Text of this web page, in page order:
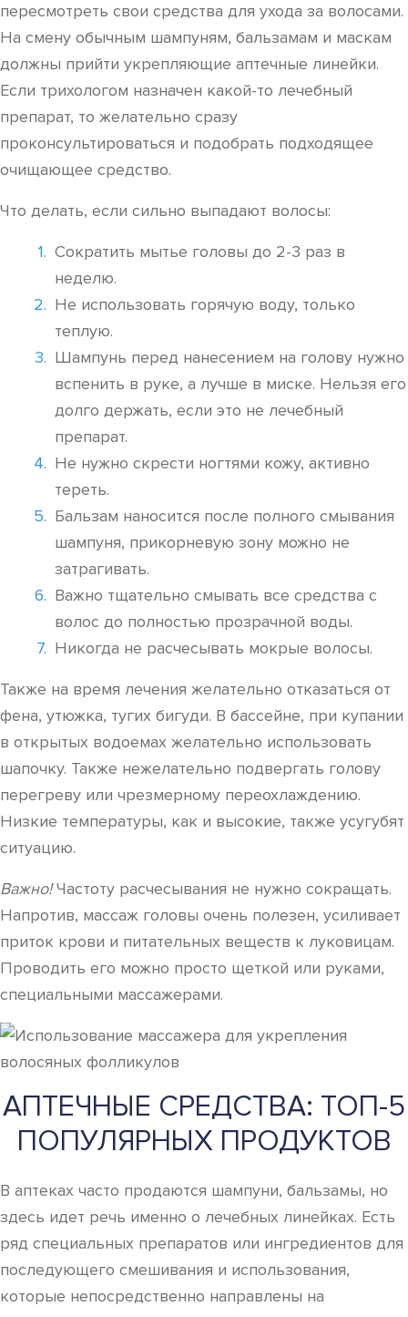
пересмотреть свои средства для ухода за волосами.
На смену обычным шампуням, бальзамам и маскам
должны прийти укрепляющие аптечные линейки.
Если трихологом назначен какой-то лечебный
препарат, то желательно сразу
проконсультироваться и подобрать подходящее
очищающее средство.
Что делать, если сильно выпадают волосы:
Сократить мытье головы до 2-3 раз в
неделю.
Не использовать горячую воду, только
теплую.
Шампунь перед нанесением на голову нужно
вспенить в руке, а лучше в миске. Нельзя его
долго держать, если это не лечебный
препарат.
Не нужно скрести ногтями кожу, активно
тереть.
Бальзам наносится после полного смывания
шампуня, прикорневую зону можно не
затрагивать.
Важно тщательно смывать все средства с
волос до полностью прозрачной воды.
Никогда не расчесывать мокрые волосы.
Также на время лечения желательно отказаться от
фена, утюжка, тугих бигуди. В бассейне, при купании
в открытых водоемах желательно использовать
шапочку. Также нежелательно подвергать голову
перегреву или чрезмерному переохлаждению.
Низкие температуры, как и высокие, также усугубят
ситуацию.
Важно!Частоту расчесывания не нужно сокращать.
Напротив, массаж головы очень полезен, усиливает
приток крови и питательных веществ к луковицам.
Проводить его можно просто щеткой или руками,
специальными массажерами.
АПТЕЧНЫЕ СРЕДСТВА: ТОП-5
ПОПУЛЯРНЫХ ПРОДУКТОВ
В аптеках часто продаются шампуни, бальзамы, но
здесь идет речь именно о лечебных линейках. Есть
ряд специальных препаратов или ингредиентов для
последующего смешивания и использования,
которые непосредственно направлены на